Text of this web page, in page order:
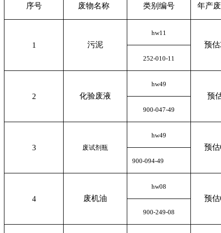
序号 废物名称 类别编号 年产
1 污泥
hw11
预
252-010-11
2 化验废液
hw49
预
900-047-49
3 废试剂瓶
hw49
预
900-094-49
4 废机油
hw08
预
900-249-08